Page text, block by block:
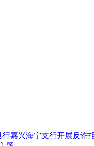
行嘉兴海宁支行开展反诈